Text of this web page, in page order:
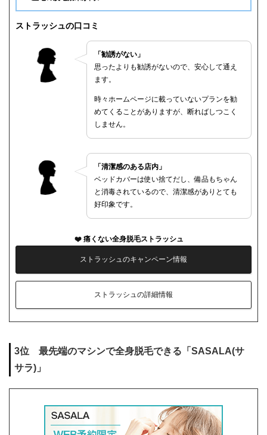
ストラッシュの口コミ
「勧誘がない」
思ったよりも勧誘がないので、安心して通え
ます。
時々ホームページに載っていないプランを勧
めてくることがありますが、断ればしつこく
しません。
「清潔感のある店内」
ベッドカバーは使い捨てだし、備品もちゃん
と消毒されているので、清潔感がありとても
好印象です。
痛くない全身脱毛ストラッシュ
ストラッシュのキャンペーン情報
ストラッシュの詳細情報
3位 最先端のマシンで全身脱毛できる「SASALA(サ
サラ)」